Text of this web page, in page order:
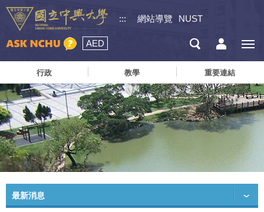
::: 網站導覽 NUST
AED
行政 教學 重要連結
最新消息